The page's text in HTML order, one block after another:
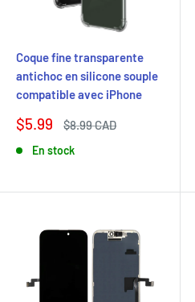
Coque fine transparente
antichoc en silicone souple
compatible avec iPhone
Prix
$5.99
Prix
$8.99 CAD
En stock